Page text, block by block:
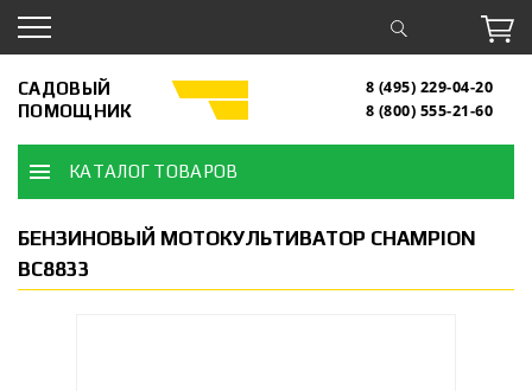
САДОВЫЙ
ПОМОЩНИК
8 (495) 229-04-20
8 (800) 555-21-60
КАТАЛОГ ТОВАРОВ
БЕНЗИНОВЫЙ МОТОКУЛЬТИВАТОР CHAMPION
BC8833